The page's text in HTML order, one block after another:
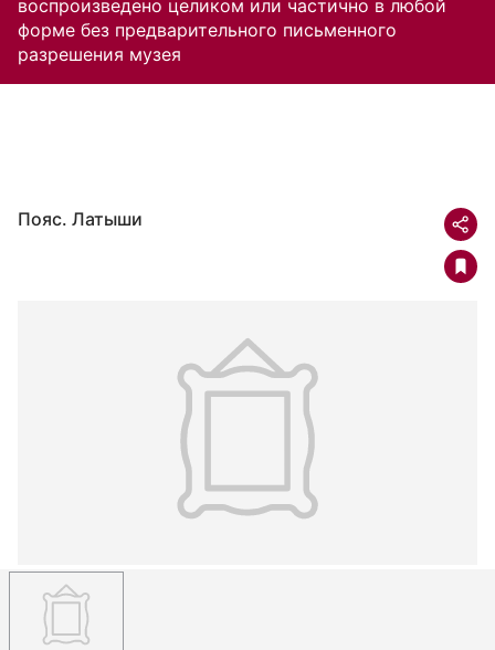
воспроизведено целиком или частично в любой
форме без предварительного письменного
разрешения музея
Пояс. Латыши